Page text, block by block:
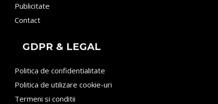
Publicitate
Contact
GDPR & LEGAL
Politica de confidentialitate
Politica de utilizare cookie-uri
Termeni si conditii